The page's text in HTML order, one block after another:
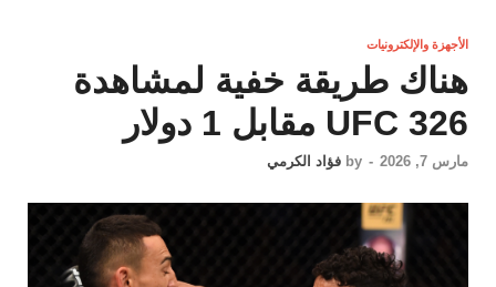
الأجهزة والإلكترونيات
هناك طريقة خفية لمشاهدة
UFC 326 مقابل 1 دولار
مارس 7, 2026 -
by فؤاد الكرمي